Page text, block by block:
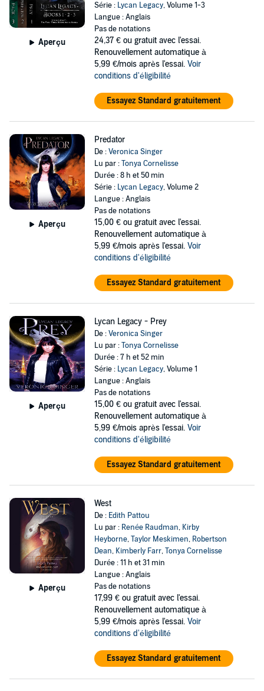
Aperçu
Série : Lycan Legacy, Volume 1-3
Langue : Anglais
Pas de notations
24,37 € ou gratuit avec l'essai.
Renouvellement automatique à
5,99 €/mois après l'essai. Voir
conditions d'éligibilité
Essayez Standard gratuitement
Aperçu
Predator
De :Veronica Singer
Lu par :Tonya Cornelisse
Durée : 8 h et 50 min
Série : Lycan Legacy, Volume 2
Langue : Anglais
Pas de notations
15,00 € ou gratuit avec l'essai.
Renouvellement automatique à
5,99 €/mois après l'essai. Voir
conditions d'éligibilité
Essayez Standard gratuitement
Aperçu
Lycan Legacy - Prey
De :Veronica Singer
Lu par :Tonya Cornelisse
Durée : 7 h et 52 min
Série : Lycan Legacy, Volume 1
Langue : Anglais
Pas de notations
15,00 € ou gratuit avec l'essai.
Renouvellement automatique à
5,99 €/mois après l'essai. Voir
conditions d'éligibilité
Essayez Standard gratuitement
Aperçu
West
De : Edith Pattou
Lu par : Renée Raudman, Kirby
Heyborne,Taylor Meskimen, Robertson
Dean, Kimberly Farr,Tonya Cornelisse
Durée : 11 h et 31 min
Langue : Anglais
Pas de notations
17,99 € ou gratuit avec l'essai.
Renouvellement automatique à
5,99 €/mois après l'essai. Voir
conditions d'éligibilité
Essayez Standard gratuitement